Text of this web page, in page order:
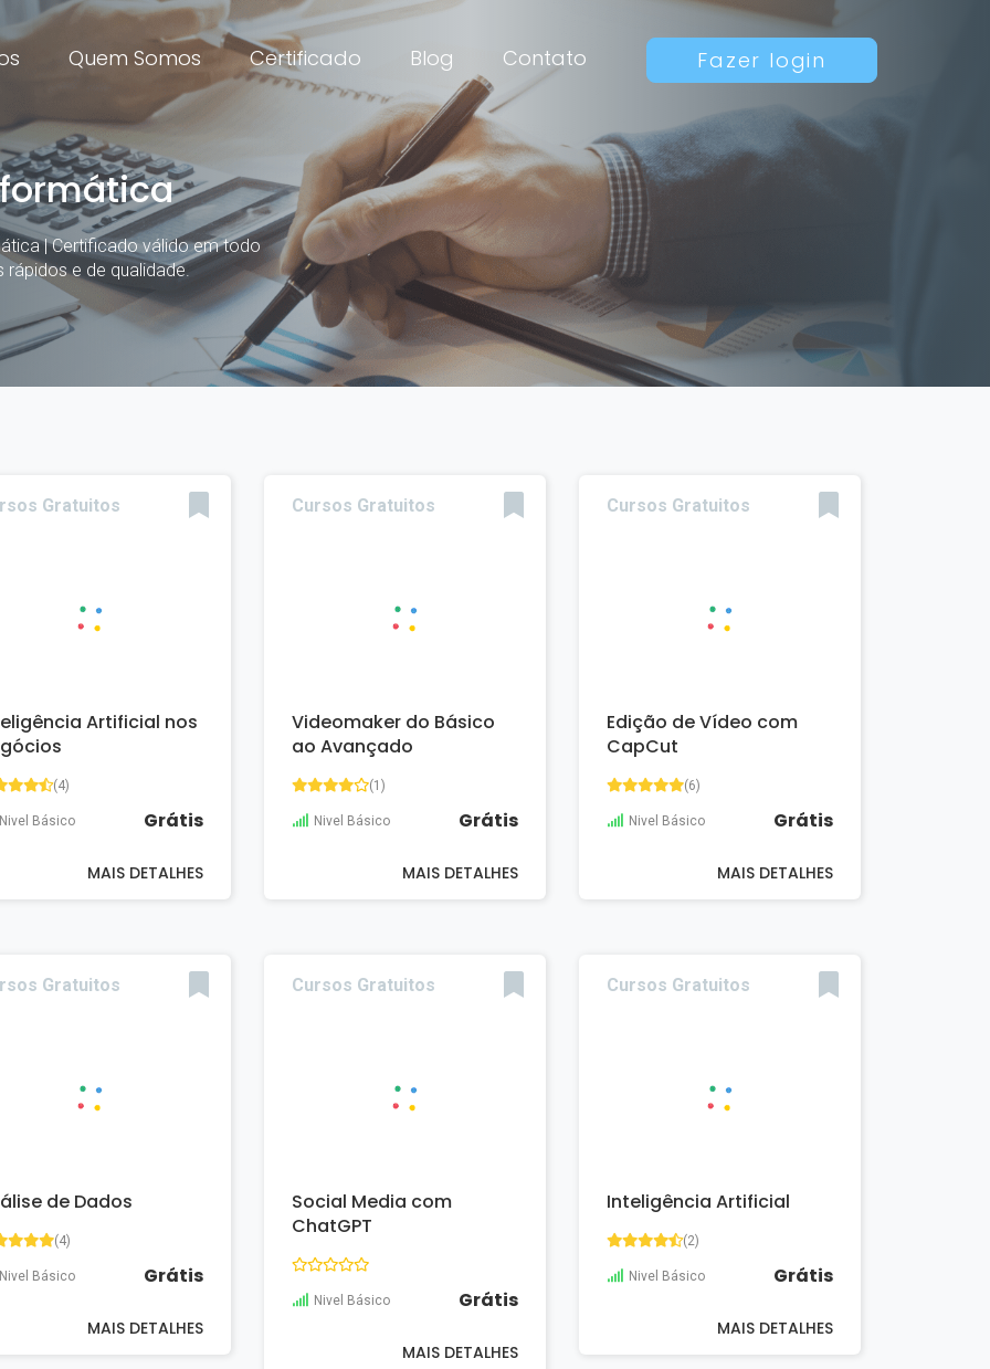
Quem Somos Certificado Blog Contato Fazer login
| Certificado válido em todo
rápidos e de qualidade.
Gratuitos
Artificial nos
(4)
Nivel Básico Grátis
MAIS DETALHES
Cursos Gratuitos
Videomaker do Básico
ao Avançado
(1)
Nivel Básico Grátis
MAIS DETALHES
Cursos Gratuitos
Edição de Vídeo com
CapCut
(6)
Nivel Básico Grátis
MAIS DETALHES
Gratuitos
de Dados
(4)
Nivel Básico Grátis
MAIS DETALHES
Cursos Gratuitos
Social Media com
ChatGPT
Nivel Básico Grátis
MAIS DETALHES
Cursos Gratuitos
Inteligência Artificial
(2)
Nivel Básico Grátis
MAIS DETALHES